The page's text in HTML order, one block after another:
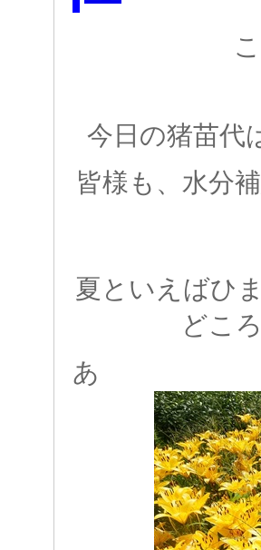
今日の猪苗代
皆様も、水分
夏といえばひ
どこ
あ